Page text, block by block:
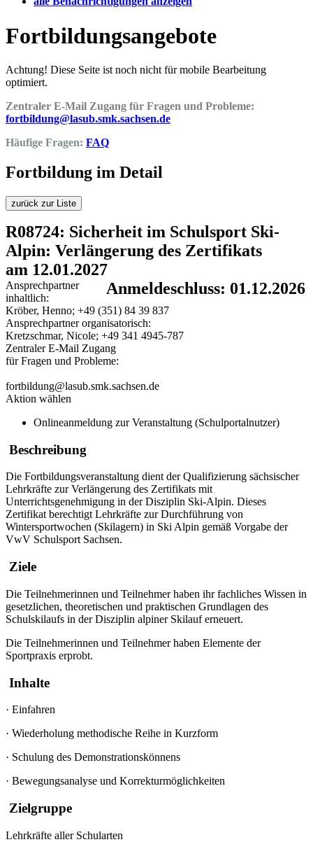
Fortbildungsangebote
Achtung! Diese Seite ist noch nicht für mobile Bearbeitung
optimiert.
Zentraler E-Mail Zugang für Fragen und Probleme:
fortbildung@lasub.smk.sachsen.de
Häufige Fragen: FAQ
Fortbildung im Detail
zurück zur Liste
R08724: Sicherheit im Schulsport Ski-
Alpin: Verlängerung des Zertifikats
am 12.01.2027
Anmeldeschluss: 01.12.2026
Ansprechpartner
inhaltlich:
Kröber, Henno; +49 (351) 84 39 837
Ansprechpartner organisatorisch:
Kretzschmar, Nicole; +49 341 4945-787
Zentraler E-Mail Zugang
für Fragen und Probleme:
fortbildung@lasub.smk.sachsen.de
Aktion wählen
Onlineanmeldung zur Veranstaltung (Schulportalnutzer)
Beschreibung
Die Fortbildungsveranstaltung dient der Qualifizierung sächsischer
Lehrkräfte zur Verlängerung des Zertifikats mit
Unterrichtsgenehmigung in der Disziplin Ski-Alpin. Dieses
Zertifikat berechtigt Lehrkräfte zur Durchführung von
Wintersportwochen (Skilagern) in Ski Alpin gemäß Vorgabe der
VwV Schulsport Sachsen.
Ziele
Die Teilnehmerinnen und Teilnehmer haben ihr fachliches Wissen in
gesetzlichen, theoretischen und praktischen Grundlagen des
Schulskilaufs in der Disziplin alpiner Skilauf erneuert.
Die Teilnehmerinnen und Teilnehmer haben Elemente der
Sportpraxis erprobt.
Inhalte
· Einfahren
· Wiederholung methodische Reihe in Kurzform
· Schulung des Demonstrationskönnens
· Bewegungsanalyse und Korrekturmöglichkeiten
Zielgruppe
Lehrkräfte aller Schularten